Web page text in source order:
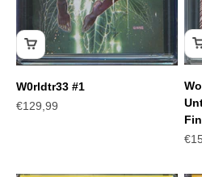
W0rldtr33 #1
Angebot
€129,99